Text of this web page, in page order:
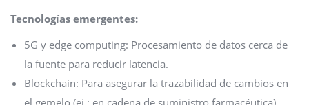
Tecnologías emergentes:
5G y edge computing: Procesamiento de datos cerca de
la fuente para reducir latencia.
Blockchain: Para asegurar la trazabilidad de cambios en
el gemelo (ej.: en cadena de suministro farmacéutica).